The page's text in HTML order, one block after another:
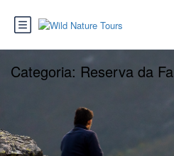
Categoria: Reserva da